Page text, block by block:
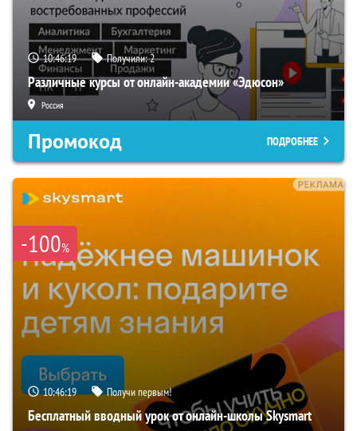
10:46:18 Получили:2
Различные курсы от онлайн-академии «Эдюсон»
Россия
Промокод ПОДРОБНЕЕ
-100%
10:46:18 Получи первым!
Бесплатный вводный урок от онлайн-школы Skysmart